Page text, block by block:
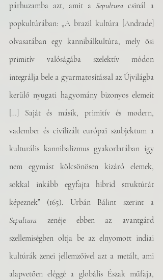
párhuzamba azt, amit a Sepultura csinál a
popkultúrában: „A brazil kultúra [Andrade]
olvasatában egy kannibálkultúra, mely ősi
primitív valóságába szelektív módon
integrálja bele a gyarmatosítással az Újvilágba
kerülő nyugati hagyomány bizonyos elemeit
[…] Saját és másik, primitív és modern,
vadember és civilizált európai szubjektum a
kulturális kannibalizmus gyakorlatában így
nem egymást kölcsönösen kizáró elemek,
sokkal inkább egyfajta hibrid struktúrát
Sepultura zenéje ebben az avantgárd
szellemiségben oltja be az elnyomott indiai
kultúrák zenei jellemzőivel azt a metált, ami
alapvetően eléggé a globális Észak műfaja,